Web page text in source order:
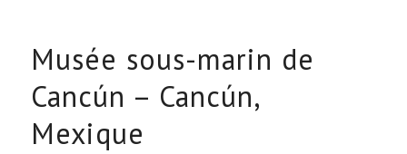
Musée sous-marin de
Cancún – Cancún,
Mexique